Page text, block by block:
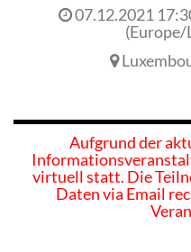
07.12.2021
(Europe/
Aufgrund der
virtuell statt. Die
Daten via Email